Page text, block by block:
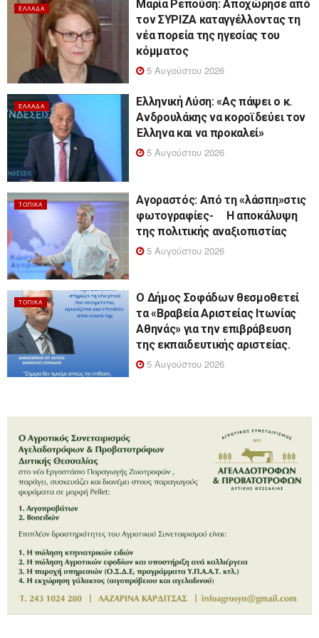
ΕΛΛΆΔΑ
Μαρία Ρεπούση: Αποχώρησε από
τον ΣΥΡΙΖΑ καταγγέλλοντας τη
νέα πορεία της ηγεσίας του
κόμματος
5 Αυγούστου 2026
ΕΛΛΆΔΑ
Ελληνική Λύση: «Ας πάψει ο κ.
Ανδρουλάκης να κοροϊδεύει τον
Έλληνα και να προκαλεί»
5 Αυγούστου 2026
ΤΟΠΙΚΆ
Αγοραστός: Από τη «λάσπη»στις
φωτογραφίες- Η αποκάλυψη
της πολιτικής αναξιοπιστίας
5 Αυγούστου 2026
ΤΟΠΙΚΆ
Ο Δήμος Σοφάδων θεσμοθετεί
τα «Βραβεία Αριστείας Ιτωνίας
Αθηνάς» για την επιβράβευση
της εκπαιδευτικής αριστείας.
5 Αυγούστου 2026